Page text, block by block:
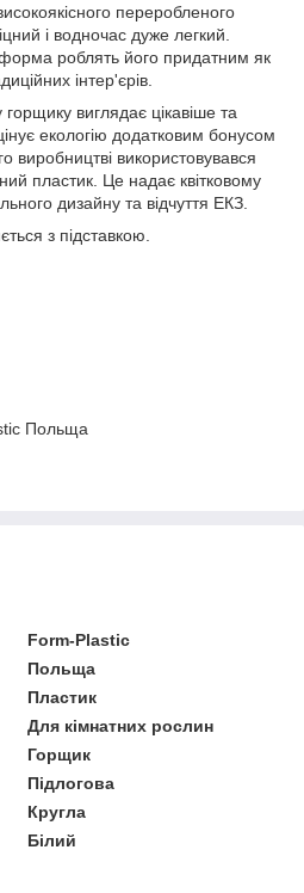
переробленого
і водночас дуже легкий.
роблять його придатним як
інтер'єрів.
виглядає цікавіше та
екологію додатковим бонусом
виробництві використовувався
пластик. Це надає квітковому
дизайну та відчуття ЕКЗ.
з підставкою.
Польща
Form-Plastic
Польща
Пластик
Для кімнатних рослин
Горщик
Підлогова
Кругла
Білий